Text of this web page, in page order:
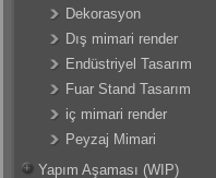
Dekorasyon
Dış mimari render
Endüstriyel Tasarım
Fuar Stand Tasarım
iç mimari render
Peyzaj Mimari
Yapım Aşaması (WIP)